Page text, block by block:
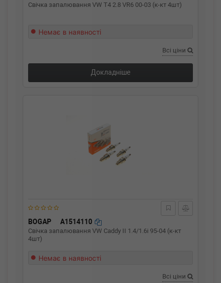
Свічка запалювання VW T4 2.8 VR6 00-03 (к-кт 4шт)
Немає в наявності
Всі ціни
Докладніше
BOGAP A1514110
Свічка запалювання VW Caddy II 1.4/1.6i 95-04 (к-кт
4шт)
Немає в наявності
Всі ціни